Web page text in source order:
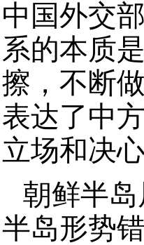
中国外交
系的本质
擦，不断
表达了中
立场和决心
朝鲜半
半岛形势